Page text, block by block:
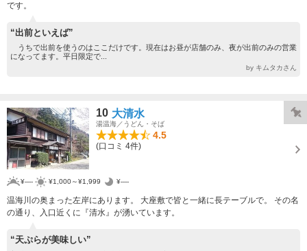
です。
“出前といえば”
うちで出前を使うのはここだけです。現在はお昼が店舗のみ、夜が出前のみの営業
になってます。平日限定で...
by キムタカさん
10 大清水
湯温海／うどん・そば
4.5
(口コミ 4件)
¥---- ¥1,000～¥1,999 ¥----
温海川の奥まった左岸にあります。 大座敷で皆と一緒に長テーブルで。 その名
の通り、入口近くに『清水』が湧いています。
“天ぷらが美味しい”